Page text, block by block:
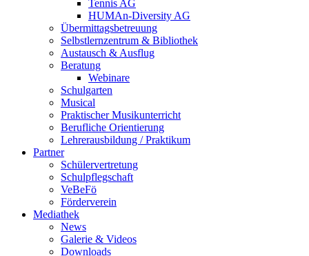
Tennis AG
HUMAn-Diversity AG
Übermittagsbetreuung
Selbstlernzentrum & Bibliothek
Austausch & Ausflug
Beratung
Webinare
Schulgarten
Musical
Praktischer Musikunterricht
Berufliche Orientierung
Lehrerausbildung / Praktikum
Partner
Schülervertretung
Schulpflegschaft
VeBeFö
Förderverein
Mediathek
News
Galerie & Videos
Downloads